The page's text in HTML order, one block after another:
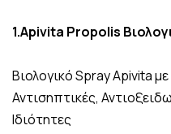
1.Apivita Propolis
Βιολογικό Spray Apivita
Αντισηπτικές,
Ιδιότητες